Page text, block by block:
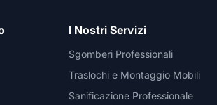
I Nostri Servizi
Sgomberi Professionali
Traslochi e Montaggio Mobili
Sanificazione Professionale